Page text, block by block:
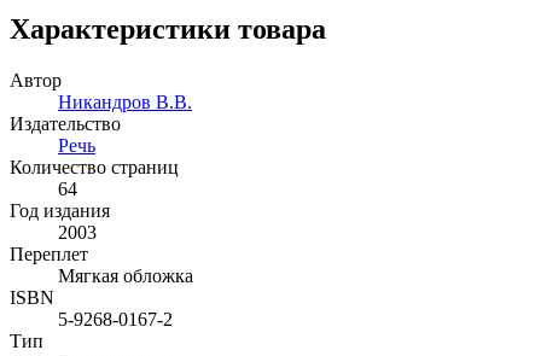
Характеристики товара
Автор
Никандров В.В.
Издательство
Речь
Количество страниц
64
Год издания
2003
Переплет
Мягкая обложка
ISBN
5-9268-0167-2
Тип